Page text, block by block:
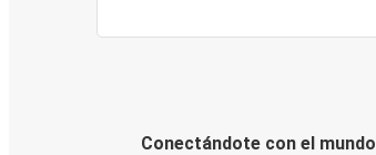
Conectándote con el mundo